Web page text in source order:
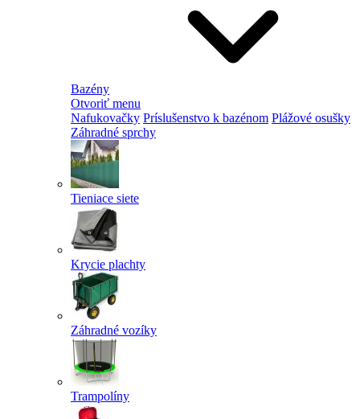
Bazény
Otvoriť menu
Nafukovačky Príslušenstvo k bazénom Plážové osušky
Záhradné sprchy
Tieniace siete
Krycie plachty
Záhradné vozíky
Trampolíny